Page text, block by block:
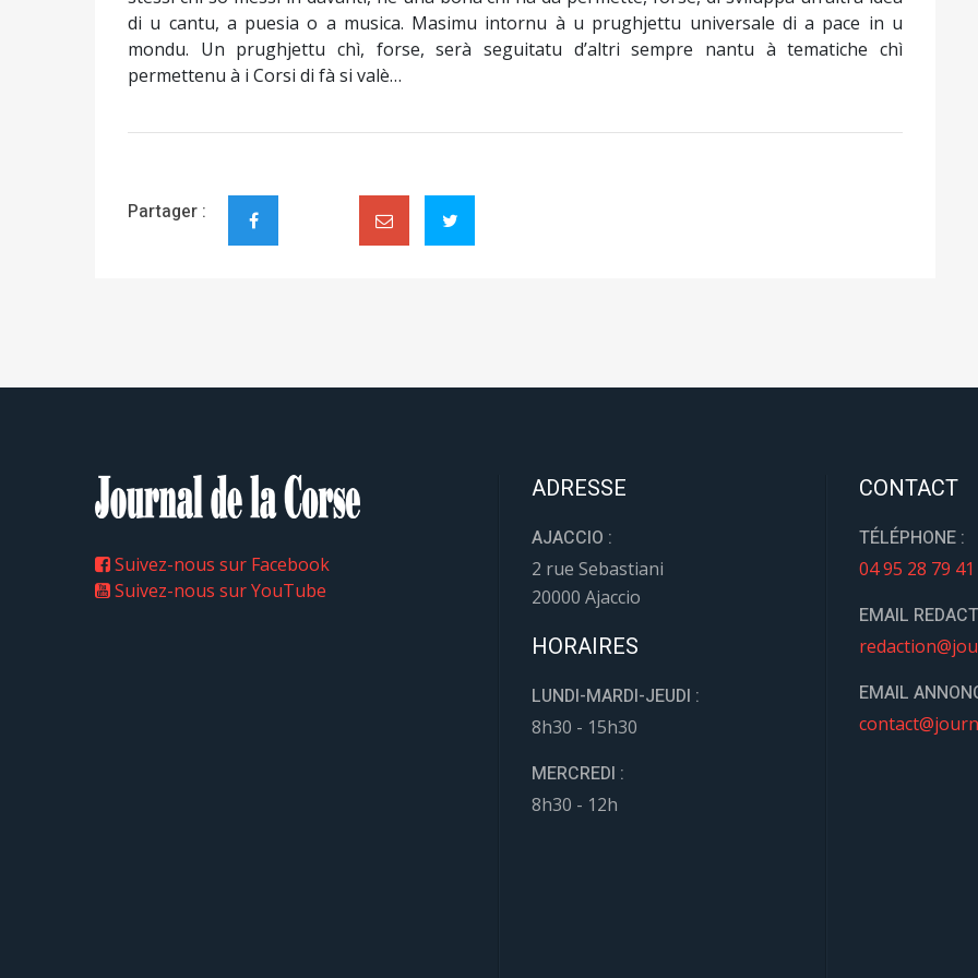
di u cantu, a puesia o a musica. Masimu intornu à u prughjettu universale di a pace in u
mondu. Un prughjettu chì, forse, serà seguitatu d’altri sempre nantu à tematiche chì
permettenu à i Corsi di fà si valè…
Partager :
Suivez-nous sur Facebook
Suivez-nous sur YouTube
ADRESSE
AJACCIO :
2 rue Sebastiani
20000 Ajaccio
HORAIRES
LUNDI-MARDI-JEUDI :
8h30 - 15h30
MERCREDI :
8h30 - 12h
CONTACT
TÉLÉPHONE :
04 95 28 79 41
EMAIL
EMAIL